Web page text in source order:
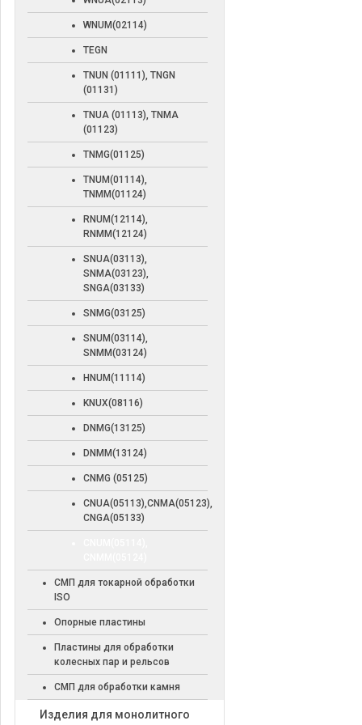
WNUM(02114)
TEGN
TNUN (01111), TNGN
(01131)
TNUA (01113), TNMA
(01123)
TNMG(01125)
TNUM(01114),
TNMM(01124)
RNUM(12114),
RNMM(12124)
SNUA(03113),
SNMA(03123),
SNGA(03133)
SNMG(03125)
SNUM(03114),
SNMM(03124)
HNUM(11114)
KNUX(08116)
DNMG(13125)
DNMM(13124)
CNMG (05125)
CNUA(05113),CNMA(05123),
CNGA(05133)
СМП для токарной обработки
ISO
Опорные пластины
Пластины для обработки
колесных пар и рельсов
СМП для обработки камня
Изделия для монолитного